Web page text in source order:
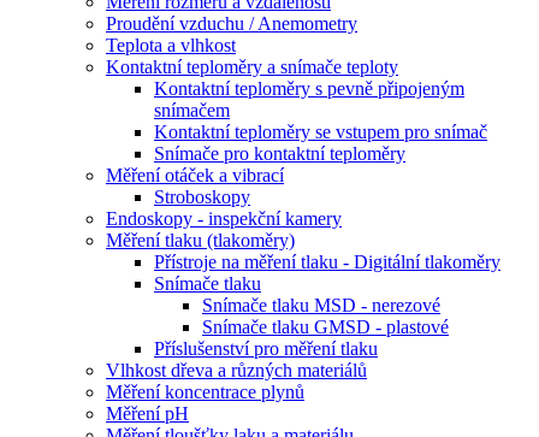
Proudění vzduchu / Anemometry
Teplota a vlhkost
Kontaktní teploměry a snímače teploty
Kontaktní teploměry s pevně připojeným
snímačem
Kontaktní teploměry se vstupem pro snímač
Snímače pro kontaktní teploměry
Měření otáček a vibrací
Stroboskopy
Endoskopy - inspekční kamery
Měření tlaku (tlakoměry)
Přístroje na měření tlaku - Digitální tlakoměry
Snímače tlaku
Snímače tlaku MSD - nerezové
Snímače tlaku GMSD - plastové
Příslušenství pro měření tlaku
Vlhkost dřeva a různých materiálů
Měření koncentrace plynů
Měření pH